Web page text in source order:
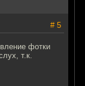
# 5
фотки
т.к.